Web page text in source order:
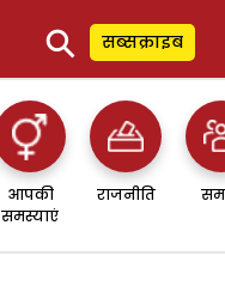
⚲ सब्सक्राइब
आपकी
समस्याएं
राजनीति